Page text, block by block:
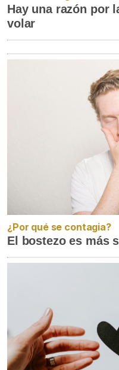
Hay una razón por
volar
¿Por qué se contagia?
El bostezo es más